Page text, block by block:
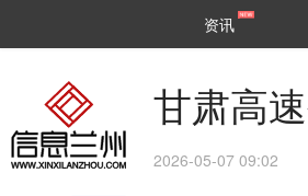
区县
资讯
甘肃高
2026-05-07 09:02